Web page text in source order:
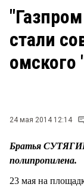
ЗАКОН
НОВОСТИ
стали
омского
24 мая 2014 12:14
Братья
полипропилена.
23 мая на